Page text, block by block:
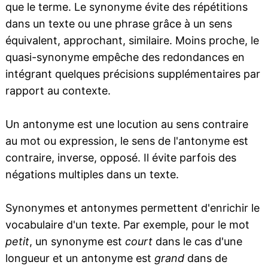
que le terme. Le synonyme évite des répétitions
dans un texte ou une phrase grâce à un sens
équivalent, approchant, similaire. Moins proche, le
quasi-synonyme empêche des redondances en
intégrant quelques précisions supplémentaires par
rapport au contexte.
Un antonyme est une locution au sens contraire
au mot ou expression, le sens de l'antonyme est
contraire, inverse, opposé. Il évite parfois des
négations multiples dans un texte.
Synonymes et antonymes permettent d'enrichir le
vocabulaire d'un texte. Par exemple, pour le mot
petit, un synonyme est courtdans le cas d'une
longueur et un antonyme est granddans de